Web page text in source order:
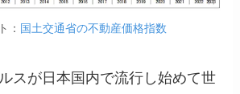
： 国土交通省の不動産価格指数
スが日本国内で流行し始めて世